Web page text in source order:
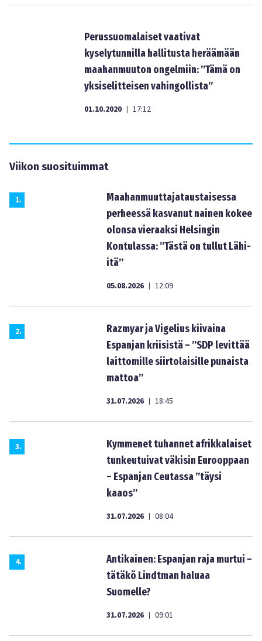
Perussuomalaiset vaativat
kyselytunnilla hallitusta heräämään
maahanmuuton ongelmiin: ”Tämä on
yksiselitteisen vahingollista”
01.10.2020 | 17:12
Viikon suosituimmat
1.
Maahanmuuttajataustaisessa
perheessä kasvanut nainen kokee
olonsa vieraaksi Helsingin
Kontulassa: ”Tästä on tullut Lähi-
itä”
05.08.2026 | 12:09
2.
Razmyar ja Vigelius kiivaina
Espanjan kriisistä – ”SDP levittää
laittomille siirtolaisille punaista
mattoa”
31.07.2026 | 18:45
3.
Kymmenet tuhannet afrikkalaiset
tunkeutuivat väkisin Eurooppaan
– Espanjan Ceutassa ”täysi
kaaos”
31.07.2026 | 08:04
4.
Antikainen: Espanjan raja murtui –
tätäkö Lindtman haluaa
Suomelle?
31.07.2026 | 09:01